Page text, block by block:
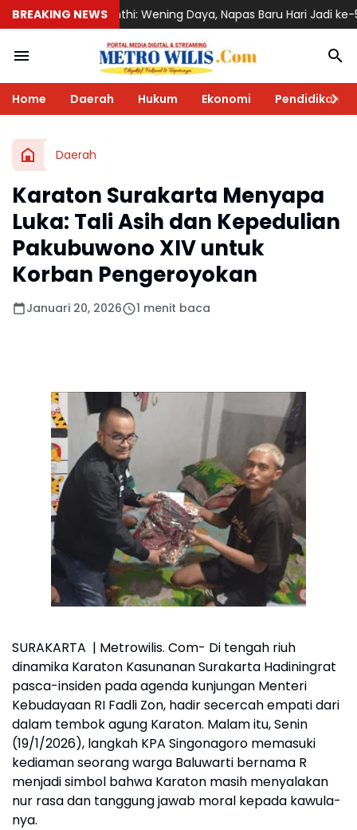
BREAKING NEWS
Wening Daya, Napas Baru Hari Jadi ke-530 Ponorogo DPC
Home Daerah Hukum Ekonomi Pendidikan
Daerah
Karaton Surakarta Menyapa
Luka: Tali Asih dan Kepedulian
Pakubuwono XIV untuk
Korban Pengeroyokan
Januari 20, 2026 1 menit baca
SURAKARTA | Metrowilis. Com- Di tengah riuh
dinamika Karaton Kasunanan Surakarta Hadiningrat
pasca-insiden pada agenda kunjungan Menteri
Kebudayaan RI Fadli Zon, hadir secercah empati dari
dalam tembok agung Karaton. Malam itu, Senin
(19/1/2026), langkah KPA Singonagoro memasuki
kediaman seorang warga Baluwarti bernama R
menjadi simbol bahwa Karaton masih menyalakan
nur rasa dan tanggung jawab moral kepada kawula-
nya.